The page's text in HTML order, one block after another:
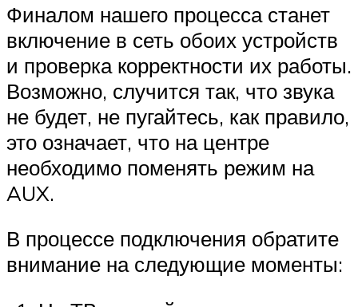
Финалом нашего процесса станет
включение в сеть обоих устройств
и проверка корректности их работы.
Возможно, случится так, что звука
не будет, не пугайтесь, как правило,
это означает, что на центре
необходимо поменять режим на
AUX.
В процессе подключения обратите
внимание на следующие моменты: